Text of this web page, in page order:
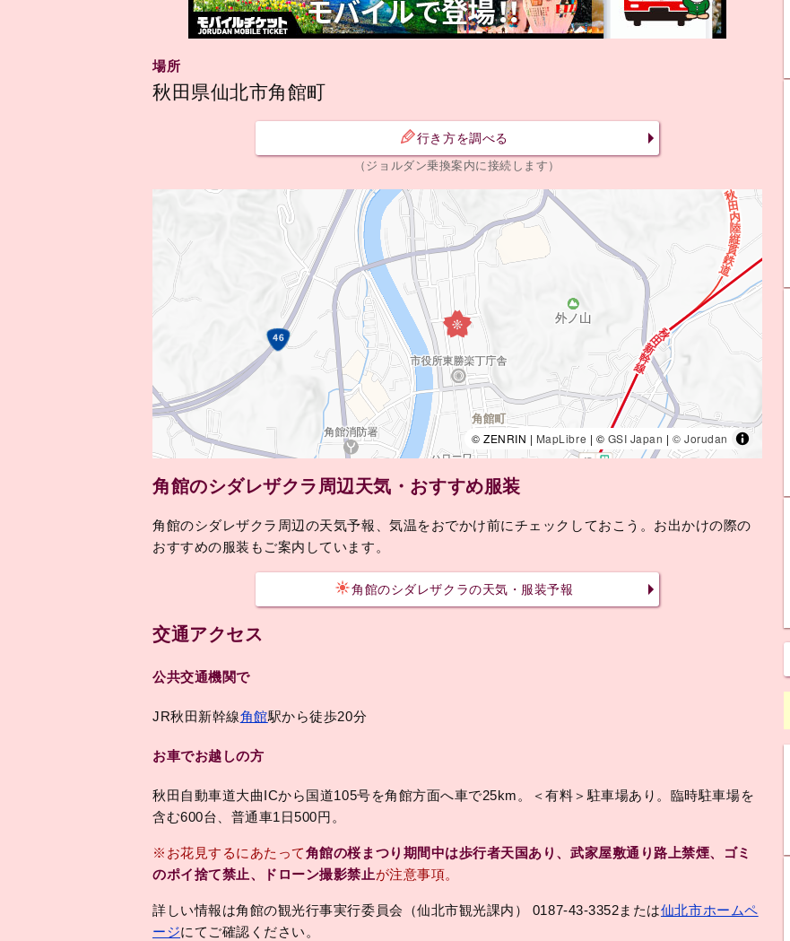
場所
秋田県仙北市角館町
行き方を調べる
（ジョルダン乗換案内に接続します）
© ZENRIN | MapLibre | © GSI Japan |© Jorudan
角館のシダレザクラ周辺天気・おすすめ服装
角館のシダレザクラ周辺の天気予報、気温をおでかけ前にチェックしておこう。お出かけの際の
おすすめの服装もご案内しています。
角館のシダレザクラの天気・服装予報
交通アクセス
公共交通機関で
JR秋田新幹線角館駅から徒歩20分
お車でお越しの方
秋田自動車道大曲ICから国道105号を角館方面へ車で25km。＜有料＞駐車場あり。臨時駐車場を
含む600台、普通車1日500円。
※お花見するにあたって角館の桜まつり期間中は歩行者天国あり、武家屋敷通り路上禁煙、ゴミ
のポイ捨て禁止、ドローン撮影禁止が注意事項。
詳しい情報は角館の観光行事実行委員会（仙北市観光課内） 0187-43-3352または仙北市ホームペ
ージにてご確認ください。